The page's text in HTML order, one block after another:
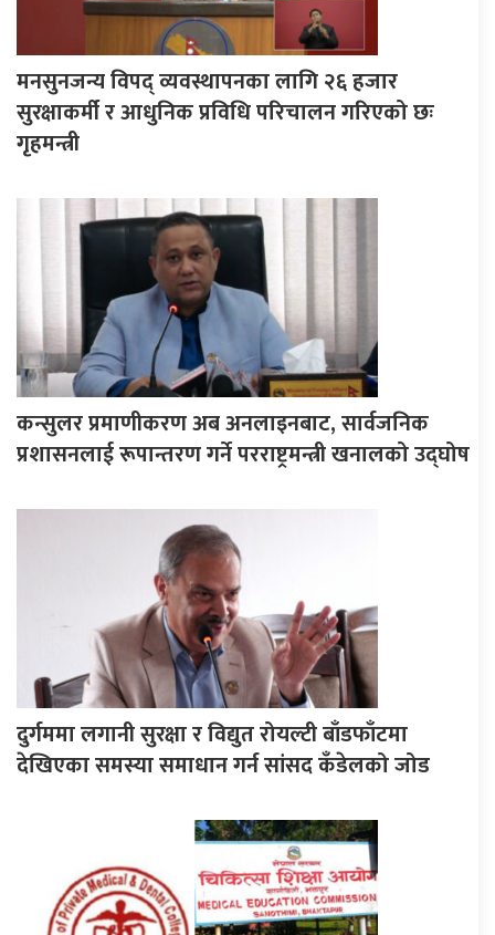
मनसुनजन्य विपद् व्यवस्थापनका लागि २६ हजार
सुरक्षाकर्मी र आधुनिक प्रविधि परिचालन गरिएको छः
गृहमन्त्री
कन्सुलर प्रमाणीकरण अब अनलाइनबाट, सार्वजनिक
प्रशासनलाई रूपान्तरण गर्ने परराष्ट्रमन्त्री खनालको उद्घोष
दुर्गममा लगानी सुरक्षा र विद्युत रोयल्टी बाँडफाँटमा
देखिएका समस्या समाधान गर्न सांसद कँडेलको जोड